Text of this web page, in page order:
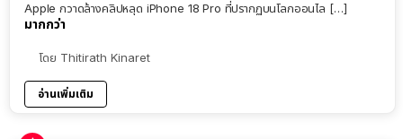
Apple กวาดล้างคลิปหลุด iPhone 18 Pro ที่ปรากฏบนโลกออนไล […]
มากกว่า
โดย Thitirath Kinaret
อ่านเพิ่มเติม